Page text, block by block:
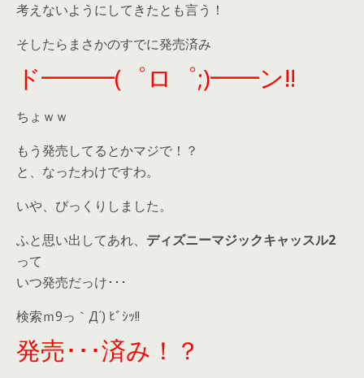
考えないようにしてきたとも言う！
そしたらまさかのすでに発売済み
ド━━━(゜ロ゜;)━━ン!!
ちょｗｗ
もう発売してるとかマジで！？
と、なったわけですわ。
いや、びっくりしました。
ふと思い出してあれ、 ディズニーマジックキャッスル2
って
いつ発売だっけ･･･
検索ｍ9っ｀Д´) ﾋﾞｼｯ!!
発売･･･済み！？